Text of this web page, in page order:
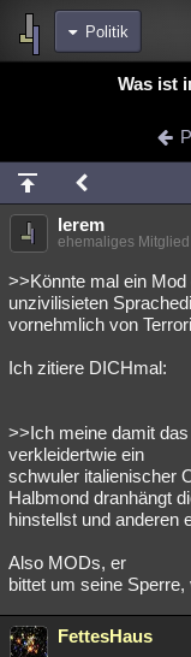
Politik
Chat Wiki
meine Rubriken
Menschen
Spiritualität
Natur Umfragen
weitere Rubriken
Astronomie
Musik Clash
Übersichten
Besucht
Lesenswert
Was ist
lerem
ehemaliges Mitglied
>>Könnte mal ein
unzivilisieten
vornehmlich von
Ich zitiere DICHmal:
>>Ich meine damit
verkleidertwie ein
schwuler italienischer
Halbmond dranhängt
hinstellst und anderen
Also MODs, er
bittet um seine
FettesHaus